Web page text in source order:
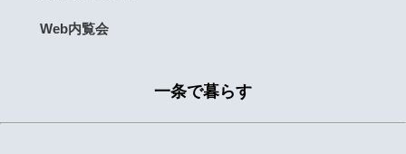
Web内覧会
一条で暮らす